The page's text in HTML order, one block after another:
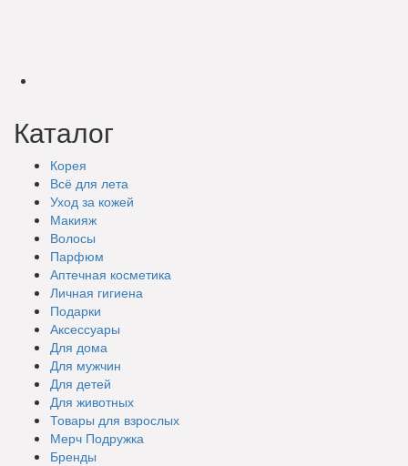
Каталог
Корея
Всё для лета
Уход за кожей
Макияж
Волосы
Парфюм
Аптечная косметика
Личная гигиена
Подарки
Аксессуары
Для дома
Для мужчин
Для детей
Для животных
Товары для взрослых
Мерч Подружка
Бренды